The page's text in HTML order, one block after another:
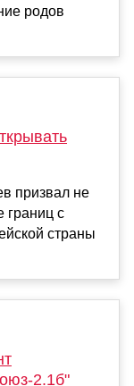
родов
призвал не
границ с
страны
2.1б"